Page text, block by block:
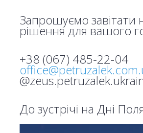
Запрошуємо завітати
рішення для вашого
+38 (067) 485-22-04
До зустрічі на Дні